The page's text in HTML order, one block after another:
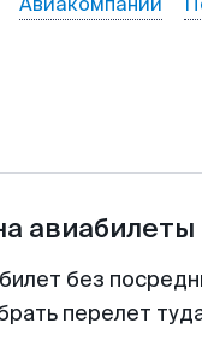
авиабилеты
без
перелет